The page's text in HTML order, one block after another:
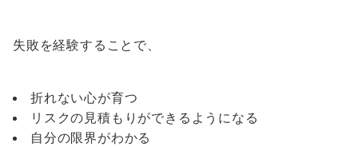
失敗を経験することで、
折れない心が育つ
リスクの見積もりができるようになる
自分の限界がわかる